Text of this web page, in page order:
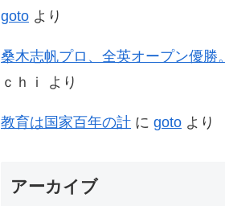
goto より
桑木志帆プロ、全英オープン優勝。
ｃｈｉ
より
教育は国家百年の計 に goto より
アーカイブ